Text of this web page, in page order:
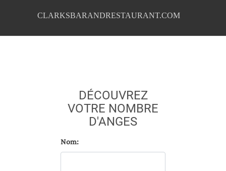
CLARKSBARANDRESTAURANT.COM
DÉCOUVREZ
VOTRE NOMBRE
D'ANGES
Nom: